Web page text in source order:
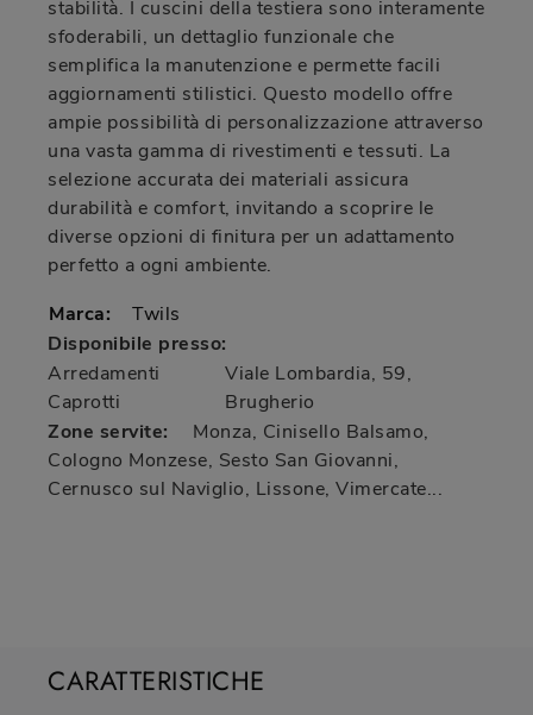
stabilità. I cuscini della testiera sono interamente
sfoderabili, un dettaglio funzionale che
semplifica la manutenzione e permette facili
aggiornamenti stilistici. Questo modello offre
ampie possibilità di personalizzazione attraverso
una vasta gamma di rivestimenti e tessuti. La
selezione accurata dei materiali assicura
durabilità e comfort, invitando a scoprire le
diverse opzioni di finitura per un adattamento
perfetto a ogni ambiente.
Marca:
Twils
Disponibile presso:
Arredamenti
Caprotti
Viale Lombardia, 59,
Brugherio
Zone servite:
Monza, Cinisello Balsamo,
Cologno Monzese, Sesto San Giovanni,
Cernusco sul Naviglio, Lissone, Vimercate...
CARATTERISTICHE